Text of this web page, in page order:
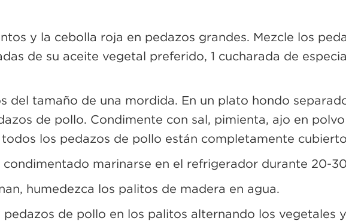
y la cebolla roja en pedazos grandes. Mezcle los
de su aceite vegetal preferido, 1 cucharada de
del tamaño de una mordida. En un plato hondo
de pollo. Condimente con sal, pimienta, ajo en
los pedazos de pollo están completamente
marinarse en el refrigerador durante 20-
humedezca los palitos de madera en agua.
de pollo en los palitos alternando los vegetales